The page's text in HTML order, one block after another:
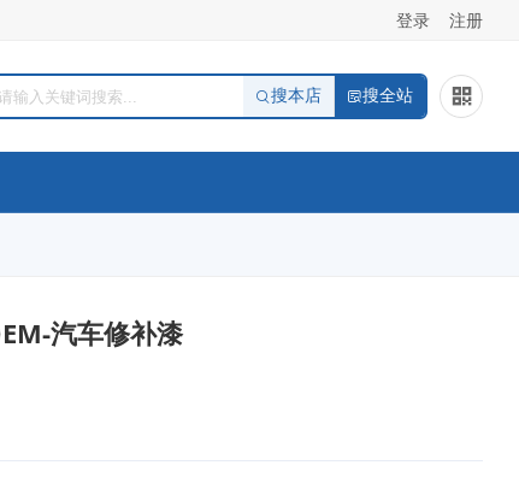
登录 注册
搜本店 搜全站
汽车修补漆